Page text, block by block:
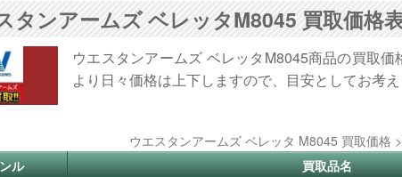
タンアームズ ベレッタM8045 買取価格
ウエスタンアームズ ベレッタM8045商品の買取
より日々価格は上下しますので、目安としてお考え
ウエスタンアームズ ベレッタ M8045 買取価格
ル
買取品名